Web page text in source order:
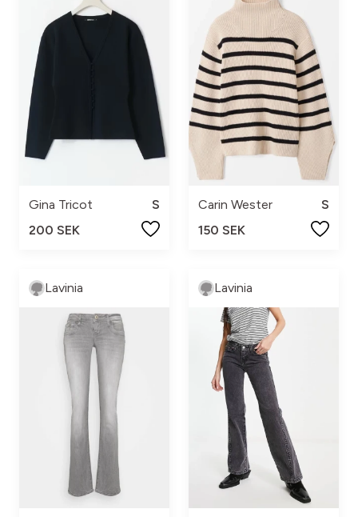
Gina Tricot
S
200 SEK
Carin Wester
S
150 SEK
Lavinia Lavinia